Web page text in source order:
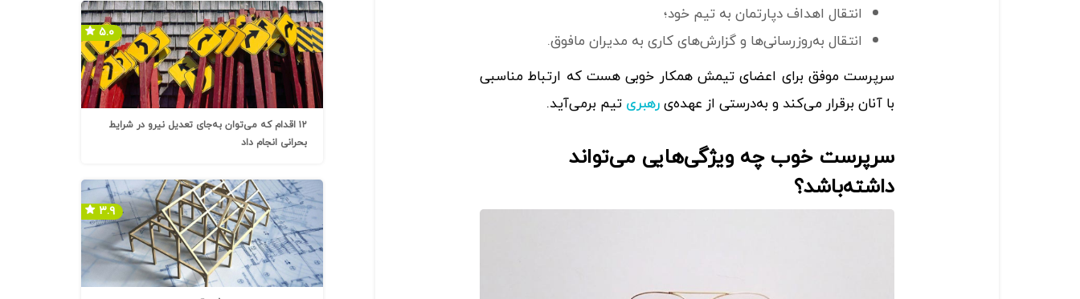
انتقال اهداف دپارتمان به تیم خود؛
انتقال به‌روزرسانی‌ها و گزارش‌های کاری به مدیران مافوق.
سرپرست موفق برای اعضای تیمش همکار خوبی هست که ارتباط مناسبی
با آنان برقرار می‌کند و به‌درستی از عهده‌ی رهبری تیم برمی‌آید.
سرپرست خوب چه ویژگی‌هایی می‌تواند
داشته‌باشد؟
۱۲ اقدام که می‌توان به‌جای تعدیل نیرو در شرایط
بحرانی انجام داد
۵.۰
۳.۹